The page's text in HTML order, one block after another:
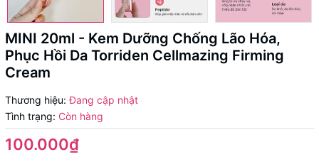
MINI 20ml - Kem Dưỡng Chống Lão Hóa,
Phục Hồi Da Torriden Cellmazing Firming
Cream
Thương hiệu: Đang cập nhật
Tình trạng: Còn hàng
100.000₫